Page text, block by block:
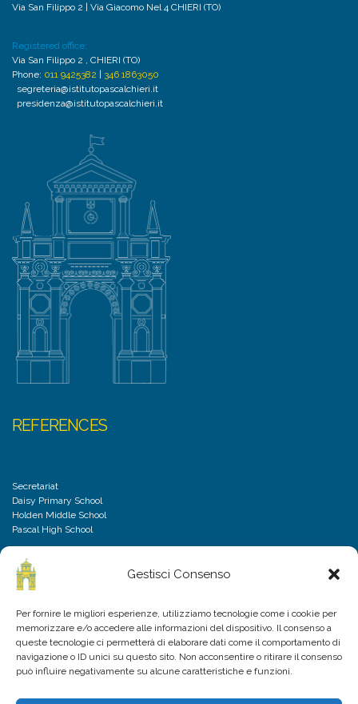
Gestisci Consenso
Per fornire le migliori esperienze, utilizziamo tecnologie come i cookie per
memorizzare e/o accedere alle informazioni del dispositivo. Il consenso a
queste tecnologie ci permetterà di elaborare dati come il comportamento di
navigazione o ID unici su questo sito. Non acconsentire o ritirare il consenso
può influire negativamente su alcune caratteristiche e funzioni.
Via San Filippo 2 | Via Giacomo Nel 4 CHIERI (TO)
Registered office:
Via San Filippo 2 , CHIERI (TO)
Phone: 011 9425382
346 1863050
segreteria@istitutopascalchieri.it
presidenza@istitutopascalchieri.it
REFERENCES
Secretariat
Daisy Primary School
Holden Middle School
Pascal High School
DISCLAIMER
Privacy Policy
Cookies Policy
Frequently Asked Questions